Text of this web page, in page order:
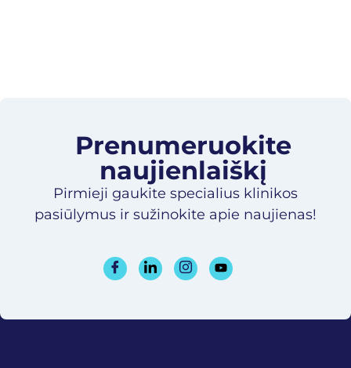
Prenumeruokite
naujienlaiškį​
Pirmieji gaukite specialius klinikos
pasiūlymus ir sužinokite apie naujienas!